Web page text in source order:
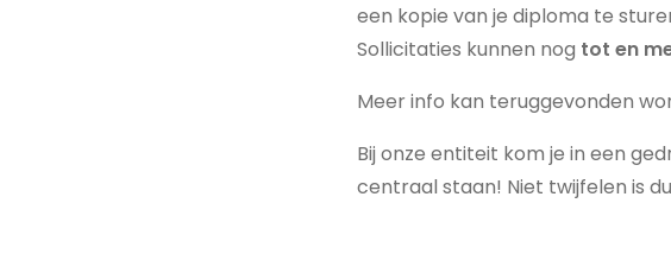
een kopie van je diploma te
Sollicitaties kunnen nog tot en
Meer info kan teruggevonden
Bij onze entiteit kom je in een
centraal staan! Niet twijfelen is